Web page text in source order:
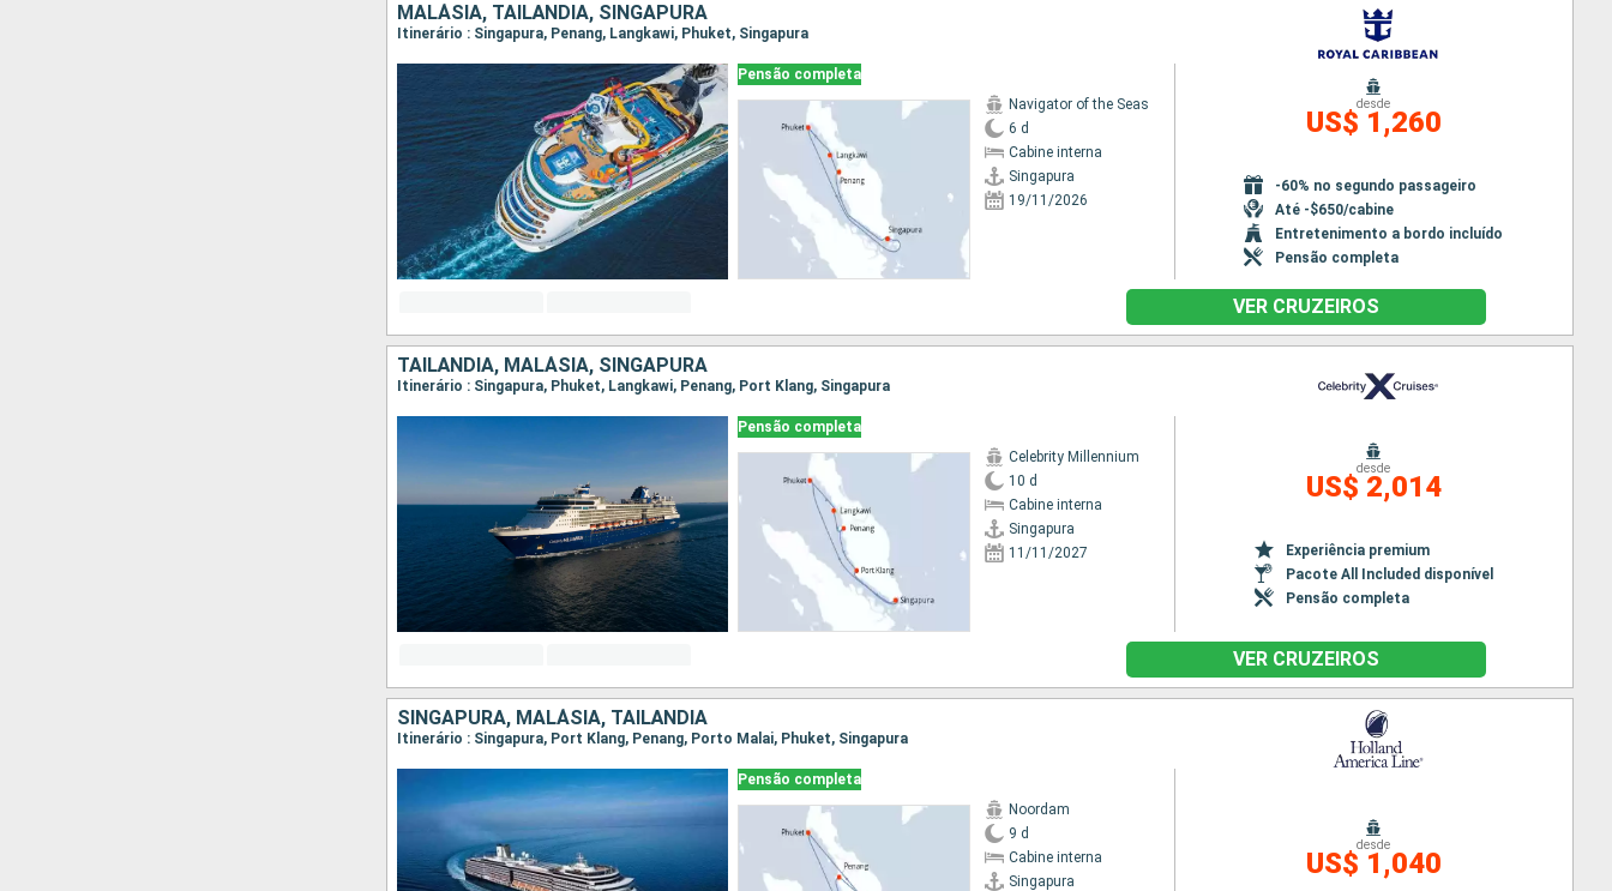
MALÁSIA, TAILÃNDIA, SINGAPURA
Itinerário : Singapura, Penang, Langkawi, Phuket, Singapura
Pensão completa
Navigator of the Seas
6 d
Cabine interna
Singapura
19/11/2026
desde
US$ 1,260
-60% no segundo passageiro
Até -$650/cabine
Entretenimento a bordo incluído
Pensão completa
VER CRUZEIROS
TAILÃNDIA, MALÁSIA, SINGAPURA
Itinerário : Singapura, Phuket, Langkawi, Penang, Port Klang, Singapura
Pensão completa
Celebrity Millennium
10 d
Cabine interna
Singapura
11/11/2027
desde
US$ 2,014
Experiência premium
Pacote All Included disponível
Pensão completa
VER CRUZEIROS
SINGAPURA, MALÁSIA, TAILÃNDIA
Itinerário : Singapura, Port Klang, Penang, Porto Malai, Phuket, Singapura
Pensão completa
Noordam
9 d
Cabine interna
Singapura
desde
US$ 1,040